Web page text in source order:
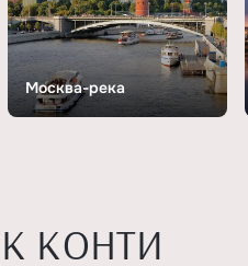
Москва-река
КОНТИ